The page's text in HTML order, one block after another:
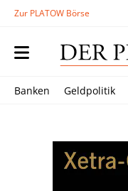
Zur PLATOW Börse
Banken Geldpolitik